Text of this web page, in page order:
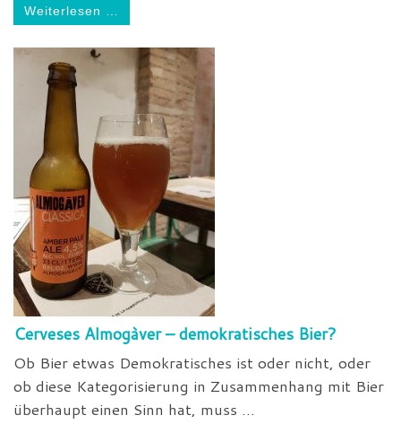
Weiterlesen …
Cerveses Almogàver – demokratisches Bier?
Ob Bier etwas Demokratisches ist oder nicht, oder
ob diese Kategorisierung in Zusammenhang mit Bier
überhaupt einen Sinn hat, muss ...